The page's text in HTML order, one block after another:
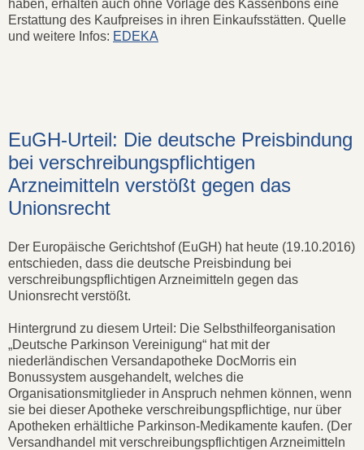
haben, erhalten auch ohne Vorlage des Kassenbons eine
Erstattung des Kaufpreises in ihren Einkaufsstätten. Quelle
und weitere Infos: EDEKA
EuGH-Urteil: Die deutsche Preisbindung
bei verschreibungspflichtigen
Arzneimitteln verstößt gegen das
Unionsrecht
Der Europäische Gerichtshof (EuGH) hat heute (19.10.2016)
entschieden, dass die deutsche Preisbindung bei
verschreibungspflichtigen Arzneimitteln gegen das
Unionsrecht verstößt.
Hintergrund zu diesem Urteil: Die Selbsthilfeorganisation
„Deutsche Parkinson Vereinigung“ hat mit der
niederländischen Versandapotheke DocMorris ein
Bonussystem ausgehandelt, welches die
Organisationsmitglieder in Anspruch nehmen können, wenn
sie bei dieser Apotheke verschreibungspflichtige, nur über
Apotheken erhältliche Parkinson-Medikamente kaufen. (Der
Versandhandel mit verschreibungspflichtigen Arzneimitteln